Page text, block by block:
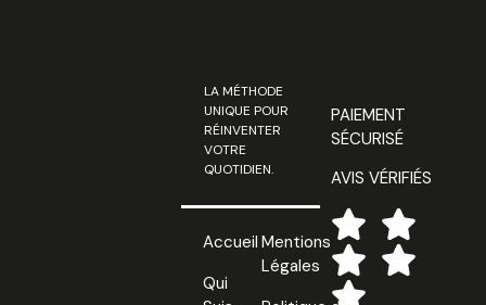
LA MÉTHODE
UNIQUE POUR
RÉINVENTER
VOTRE
QUOTIDIEN.
Accueil
Qui
Mentions
Légales
PAIEMENT
SÉCURISÉ
AVIS VÉRIFIÉS